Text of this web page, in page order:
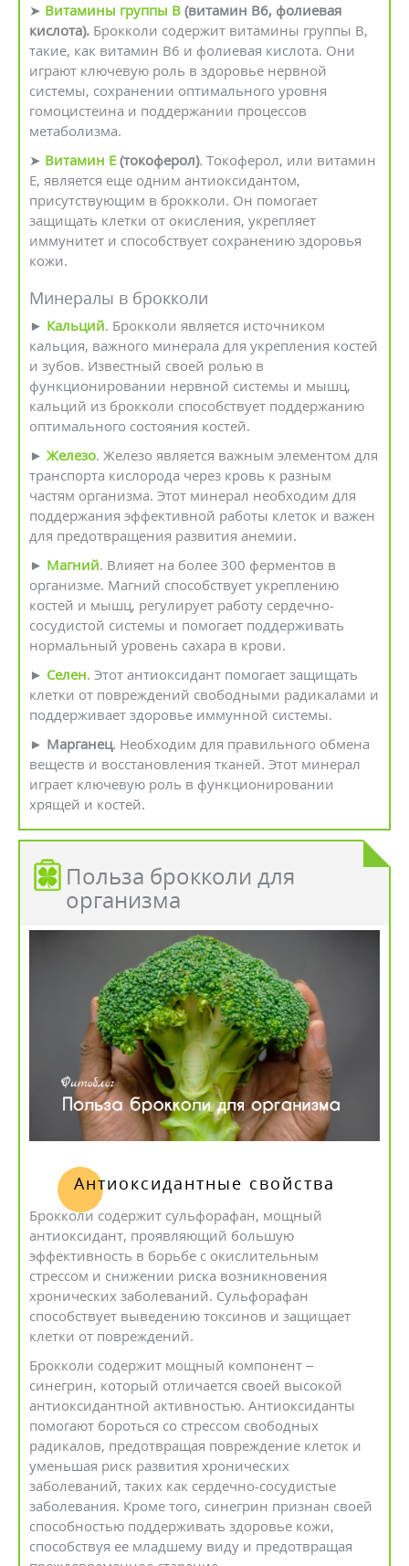
➤ Витамины группы B(витамин В6, фолиевая
кислота). Брокколи содержит витамины группы B,
такие, как витамин В6 и фолиевая кислота. Они
играют ключевую роль в здоровье нервной
системы, сохранении оптимального уровня
гомоцистеина и поддержании процессов
метаболизма.
➤ Витамин E(токоферол). Токоферол, или витамин
E, является еще одним антиоксидантом,
присутствующим в брокколи. Он помогает
защищать клетки от окисления, укрепляет
иммунитет и способствует сохранению здоровья
кожи.
Минералы в брокколи
► Кальций. Брокколи является источником
кальция, важного минерала для укрепления костей
и зубов. Известный своей ролью в
функционировании нервной системы и мышц,
кальций из брокколи способствует поддержанию
оптимального состояния костей.
► Железо. Железо является важным элементом для
транспорта кислорода через кровь к разным
частям организма. Этот минерал необходим для
поддержания эффективной работы клеток и важен
для предотвращения развития анемии.
► Магний. Влияет на более 300 ферментов в
организме. Магний способствует укреплению
костей и мышц, регулирует работу сердечно-
сосудистой системы и помогает поддерживать
нормальный уровень сахара в крови.
► Селен. Этот антиоксидант помогает защищать
клетки от повреждений свободными радикалами и
поддерживает здоровье иммунной системы.
► Марганец. Необходим для правильного обмена
веществ и восстановления тканей. Этот минерал
играет ключевую роль в функционировании
хрящей и костей.
Польза брокколи для
организма
Антиоксидантные свойства
Брокколи содержит сульфорафан, мощный
антиоксидант, проявляющий большую
эффективность в борьбе с окислительным
стрессом и снижении риска возникновения
хронических заболеваний. Сульфорафан
способствует выведению токсинов и защищает
клетки от повреждений.
Брокколи содержит мощный компонент –
синегрин, который отличается своей высокой
антиоксидантной активностью. Антиоксиданты
помогают бороться со стрессом свободных
радикалов, предотвращая повреждение клеток и
уменьшая риск развития хронических
заболеваний, таких как сердечно-сосудистые
заболевания. Кроме того, синегрин признан своей
способностью поддерживать здоровье кожи,
способствуя ее младшему виду и предотвращая